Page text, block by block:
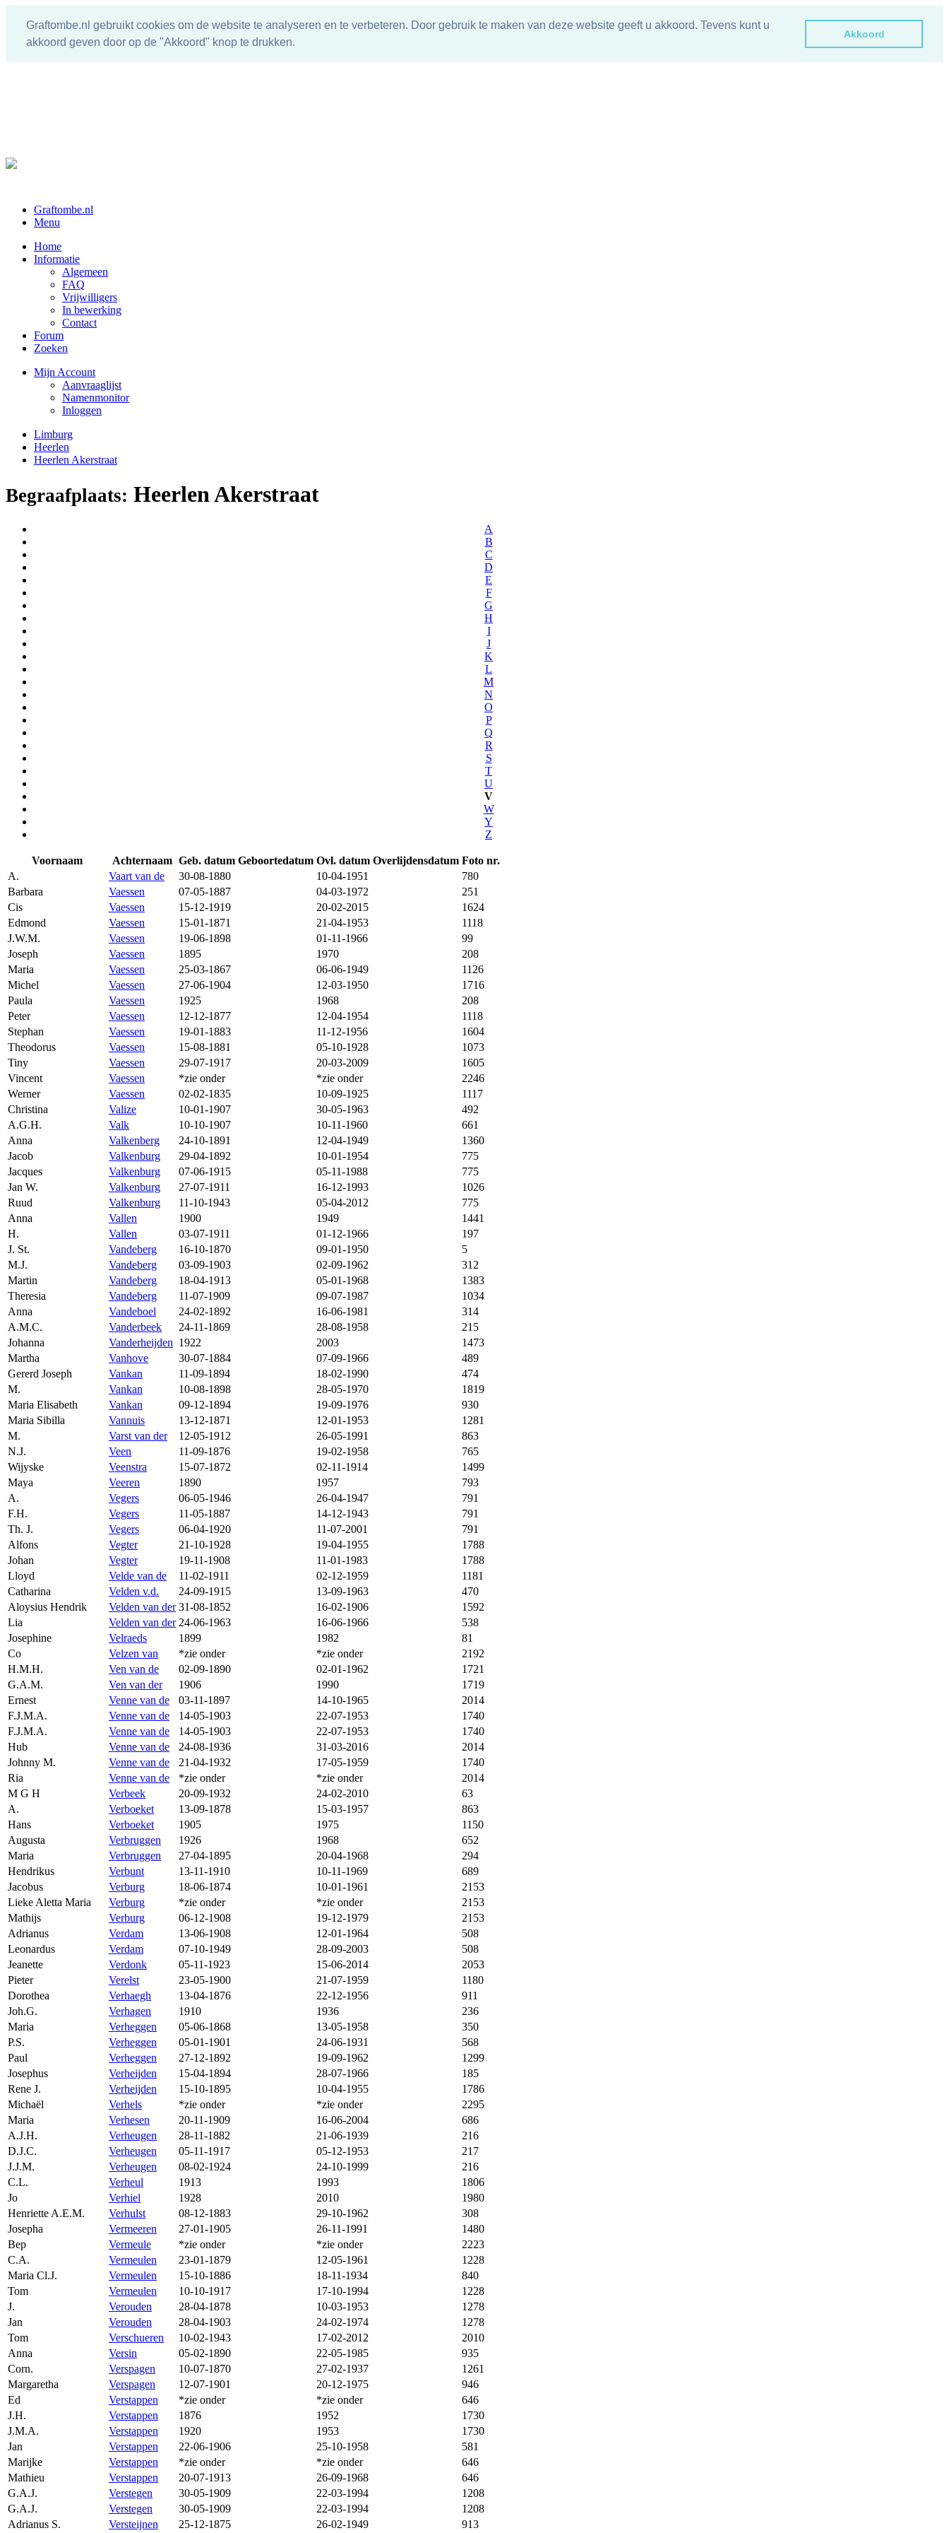
Graftombe.nl gebruikt cookies om de website te analyseren en te verbeteren. Door gebruik te maken van deze website geeft u akkoord. Tevens kunt u
akkoord geven door op de "Akkoord" knop te drukken.
Akkoord
Graftombe.nl
Menu
Home
Informatie
Algemeen
FAQ
Vrijwilligers
In bewerking
Contact
Forum
Zoeken
Mijn Account
Aanvraaglijst
Namenmonitor
Inloggen
Limburg
Heerlen
Heerlen Akerstraat
Begraafplaats: Heerlen Akerstraat
A
B
C
D
E
F
G
H
I
J
K
L
M
N
O
P
Q
R
S
T
U
V
W
Y
Z
Voornaam Achternaam Geb. datum Geboortedatum Ovl. datum Overlijdensdatum Foto nr.
A.
Vaart van de 30-08-1880 10-04-1951
780
Barbara
Vaessen 07-05-1887 04-03-1972
251
Cis
Vaessen 15-12-1919 20-02-2015
1624
Edmond
Vaessen 15-01-1871 21-04-1953
1118
J.W.M.
Vaessen 19-06-1898 01-11-1966
99
Joseph
Vaessen 1895 1970
208
Maria
Vaessen 25-03-1867 06-06-1949
1126
Michel
Vaessen 27-06-1904 12-03-1950
1716
Paula
Vaessen 1925 1968
208
Peter
Vaessen 12-12-1877 12-04-1954
1118
Stephan
Vaessen 19-01-1883 11-12-1956
1604
Theodorus
Vaessen 15-08-1881 05-10-1928
1073
Tiny
Vaessen 29-07-1917 20-03-2009
1605
Vincent
Vaessen *zie onder *zie onder
2246
Werner
Vaessen 02-02-1835 10-09-1925
1117
Christina
Valize 10-01-1907 30-05-1963
492
A.G.H.
Valk 10-10-1907 10-11-1960
661
Anna
Valkenberg 24-10-1891 12-04-1949
1360
Jacob
Valkenburg 29-04-1892 10-01-1954
775
Jacques
Valkenburg 07-06-1915 05-11-1988
775
Jan W.
Valkenburg 27-07-1911 16-12-1993
1026
Ruud
Valkenburg 11-10-1943 05-04-2012
775
Anna
Vallen 1900 1949
1441
H.
Vallen 03-07-1911 01-12-1966
197
J. St.
Vandeberg 16-10-1870 09-01-1950
5
M.J.
Vandeberg 03-09-1903 02-09-1962
312
Martin
Vandeberg 18-04-1913 05-01-1968
1383
Theresia
Vandeberg 11-07-1909 09-07-1987
1034
Anna
Vandeboel 24-02-1892 16-06-1981
314
A.M.C.
Vanderbeek 24-11-1869 28-08-1958
215
Johanna
Vanderheijden 1922 2003
1473
Martha
Vanhove 30-07-1884 07-09-1966
489
Gererd Joseph
Vankan 11-09-1894 18-02-1990
474
M.
Vankan 10-08-1898 28-05-1970
1819
Maria Elisabeth
Vankan 09-12-1894 19-09-1976
930
Maria Sibilla
Vannuis 13-12-1871 12-01-1953
1281
M.
Varst van der 12-05-1912 26-05-1991
863
N.J.
Veen 11-09-1876 19-02-1958
765
Wijyske
Veenstra 15-07-1872 02-11-1914
1499
Maya
Veeren 1890 1957
793
A.
Vegers 06-05-1946 26-04-1947
791
F.H.
Vegers 11-05-1887 14-12-1943
791
Th. J.
Vegers 06-04-1920 11-07-2001
791
Alfons
Vegter 21-10-1928 19-04-1955
1788
Johan
Vegter 19-11-1908 11-01-1983
1788
Lloyd
Velde van de 11-02-1911 02-12-1959
1181
Catharina
Velden v.d. 24-09-1915 13-09-1963
470
Aloysius Hendrik
Velden van der 31-08-1852 16-02-1906
1592
Lia
Velden van der 24-06-1963 16-06-1966
538
Josephine
Velraeds 1899 1982
81
Co
Velzen van *zie onder *zie onder
2192
H.M.H.
Ven van de 02-09-1890 02-01-1962
1721
G.A.M.
Ven van der 1906 1990
1719
Ernest
Venne van de 03-11-1897 14-10-1965
2014
F.J.M.A.
Venne van de 14-05-1903 22-07-1953
1740
F.J.M.A.
Venne van de 14-05-1903 22-07-1953
1740
Hub
Venne van de 24-08-1936 31-03-2016
2014
Johnny M.
Venne van de 21-04-1932 17-05-1959
1740
Ria
Venne van de *zie onder *zie onder
2014
M G H
Verbeek 20-09-1932 24-02-2010
63
A.
Verboeket 13-09-1878 15-03-1957
863
Hans
Verboeket 1905 1975
1150
Augusta
Verbruggen 1926 1968
652
Maria
Verbruggen 27-04-1895 20-04-1968
294
Hendrikus
Verbunt 13-11-1910 10-11-1969
689
Jacobus
Verburg 18-06-1874 10-01-1961
2153
Lieke Aletta Maria
Verburg *zie onder *zie onder
2153
Mathijs
Verburg 06-12-1908 19-12-1979
2153
Adrianus
Verdam 13-06-1908 12-01-1964
508
Leonardus
Verdam 07-10-1949 28-09-2003
508
Jeanette
Verdonk 05-11-1923 15-06-2014
2053
Pieter
Verelst 23-05-1900 21-07-1959
1180
Dorothea
Verhaegh 13-04-1876 22-12-1956
911
Joh.G.
Verhagen 1910 1936
236
Maria
Verheggen 05-06-1868 13-05-1958
350
P.S.
Verheggen 05-01-1901 24-06-1931
568
Paul
Verheggen 27-12-1892 19-09-1962
1299
Josephus
Verheijden 15-04-1894 28-07-1966
185
Rene J.
Verheijden 15-10-1895 10-04-1955
1786
Michaël
Verhels *zie onder *zie onder
2295
Maria
Verhesen 20-11-1909 16-06-2004
686
A.J.H.
Verheugen 28-11-1882 21-06-1939
216
D.J.C.
Verheugen 05-11-1917 05-12-1953
217
J.J.M.
Verheugen 08-02-1924 24-10-1999
216
C.L.
Verheul 1913 1993
1806
Jo
Verhiel 1928 2010
1980
Henriette A.E.M.
Verhulst 08-12-1883 29-10-1962
308
Josepha
Vermeeren 27-01-1905 26-11-1991
1480
Bep
Vermeule *zie onder *zie onder
2223
C.A.
Vermeulen 23-01-1879 12-05-1961
1228
Maria Cl.J.
Vermeulen 15-10-1886 18-11-1934
840
Tom
Vermeulen 10-10-1917 17-10-1994
1228
J.
Verouden 28-04-1878 10-03-1953
1278
Jan
Verouden 28-04-1903 24-02-1974
1278
Tom
Verschueren 10-02-1943 17-02-2012
2010
Anna
Versin 05-02-1890 22-05-1985
935
Corn.
Verspagen 10-07-1870 27-02-1937
1261
Margaretha
Verspagen 12-07-1901 20-12-1975
946
Ed
Verstappen *zie onder *zie onder
646
J.H.
Verstappen 1876 1952
1730
J.M.A.
Verstappen 1920 1953
1730
Jan
Verstappen 22-06-1906 25-10-1958
581
Marijke
Verstappen *zie onder *zie onder
646
Mathieu
Verstappen 20-07-1913 26-09-1968
646
G.A.J.
Verstegen 30-05-1909 22-03-1994
1208
G.A.J.
Verstegen 30-05-1909 22-03-1994
1208
Adrianus S.
Versteijnen 25-12-1875 26-02-1949 913